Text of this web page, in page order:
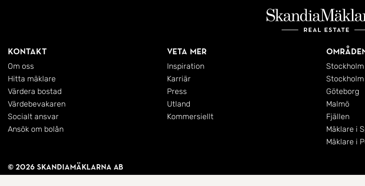
Kontakt
Om oss
Hitta mäklare
Värdera bostad
Värdebevakaren
Socialt ansvar
Ansök om bolån
Veta mer
Inspiration
Karriär
Press
Utland
Kommersiellt
Stockholm
Göteborg
Malmö
Fjällen
Mäklare i
Mäklare i
© 2026 SkandiaMäklarna AB